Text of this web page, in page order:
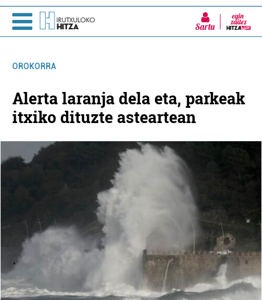
Sartu
OROKORRA
Alerta laranja dela eta, parkeak
itxiko dituzte asteartean